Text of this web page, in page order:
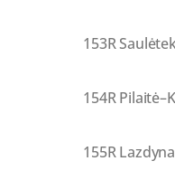
153R
154R
155R